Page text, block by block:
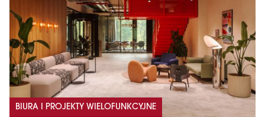
BIURA I PROJEKTY WIELOFUNKCYJNE